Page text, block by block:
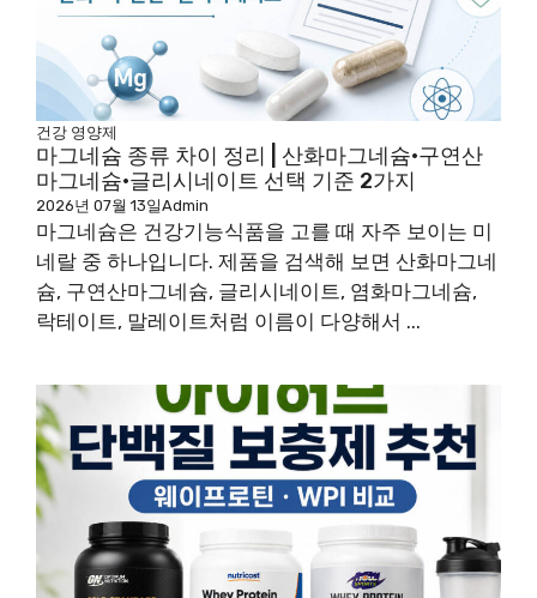
건강 영양제
마그네슘 종류 차이 정리 | 산화마그네슘·구연산
마그네슘·글리시네이트 선택 기준 2가지
2026년 07월 13일Admin
마그네슘은 건강기능식품을 고를 때 자주 보이는 미
네랄 중 하나입니다. 제품을 검색해 보면 산화마그네
슘, 구연산마그네슘, 글리시네이트, 염화마그네슘,
락테이트, 말레이트처럼 이름이 다양해서 ...